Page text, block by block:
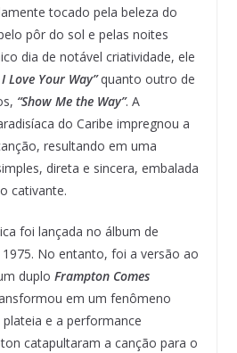
tocado pela beleza do
pôr do sol e pelas noites
dia de notável criatividade, ele
Love Your Way”quanto outro de
“Show Me the Way”. A
do Caribe impregnou a
resultando em uma
direta e sincera, embalada
cativante.
foi lançada no álbum de
No entanto, foi a versão ao
duplo Frampton Comes
em um fenômeno
e a performance
catapultaram a canção para o